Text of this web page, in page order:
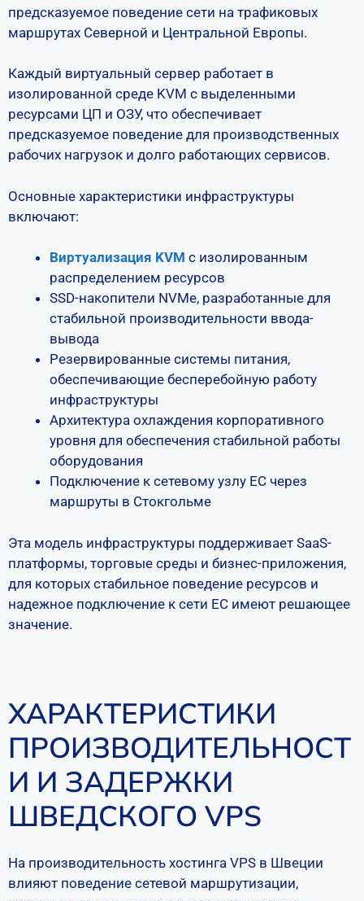
предсказуемое поведение сети на трафиковых
маршрутах Северной и Центральной Европы.
Каждый виртуальный сервер работает в
изолированной среде KVM с выделенными
ресурсами ЦП и ОЗУ, что обеспечивает
предсказуемое поведение для производственных
рабочих нагрузок и долго работающих сервисов.
Основные характеристики инфраструктуры
включают:
Виртуализация KVM с изолированным
распределением ресурсов
SSD-накопители NVMe, разработанные для
стабильной производительности ввода-
вывода
Резервированные системы питания,
обеспечивающие бесперебойную работу
инфраструктуры
Архитектура охлаждения корпоративного
уровня для обеспечения стабильной работы
оборудования
Подключение к сетевому узлу ЕС через
маршруты в Стокгольме
Эта модель инфраструктуры поддерживает SaaS-
платформы, торговые среды и бизнес-приложения,
для которых стабильное поведение ресурсов и
надежное подключение к сети ЕС имеют решающее
значение.
ХАРАКТЕРИСТИКИ
ПРОИЗВОДИТЕЛЬНОСТ
И И ЗАДЕРЖКИ
ШВЕДСКОГО VPS
На производительность хостинга VPS в Швеции
влияют поведение сетевой маршрутизации,